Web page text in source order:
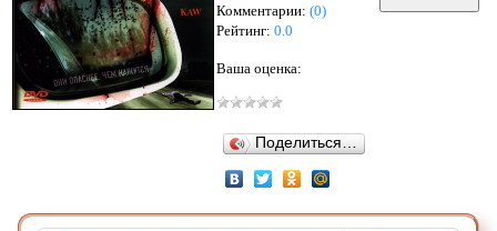
Комментарии: (0)
Рейтинг: 0.0
Ваша оценка:
Поделиться…